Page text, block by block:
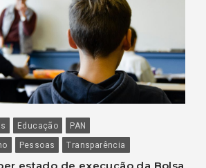
Educação
PAN
Pessoas Transparência
estado de execução da Bolsa